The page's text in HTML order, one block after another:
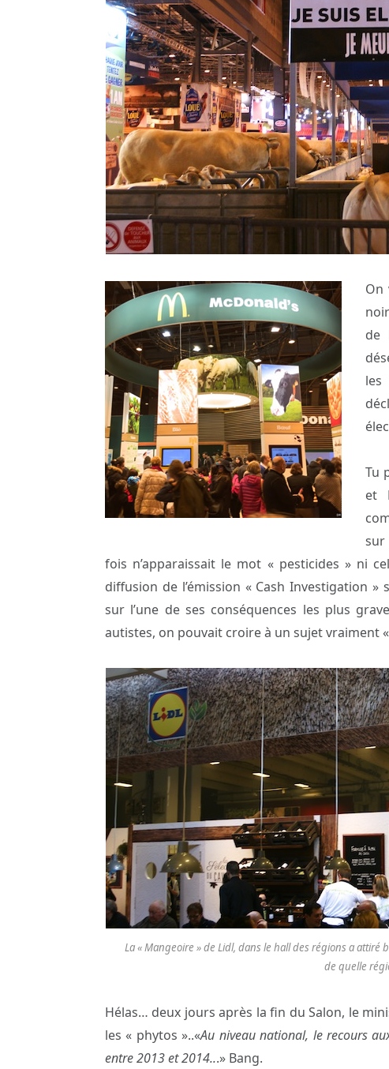
On
de
les
Tu
et
sur
fois n’apparaissait le mot « pesticides » ni
diffusion de l’émission « Cash Investigation
sur l’une de ses conséquences les plus
autistes, on pouvait croire à un sujet vraiment
La « Mangeoire » de Lidl, dans le hall des régions a
de quelle
Hélas… deux jours après la fin du Salon, le
les « phytos »..«Au niveau national, le recours
entre 2013 et 2014...» Bang.